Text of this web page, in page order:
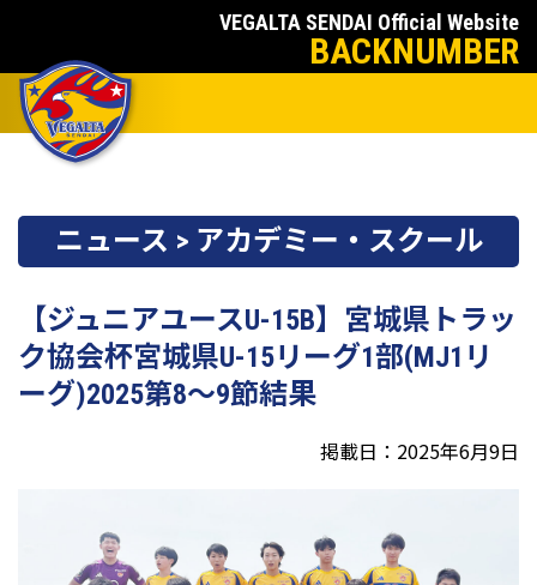
VEGALTA SENDAI Official Website
BACKNUMBER
ニュース > アカデミー・スクール
【ジュニアユースU-15B】宮城県トラッ
ク協会杯宮城県U-15リーグ1部(MJ1リ
ーグ)2025第8～9節結果
掲載日：2025年6月9日